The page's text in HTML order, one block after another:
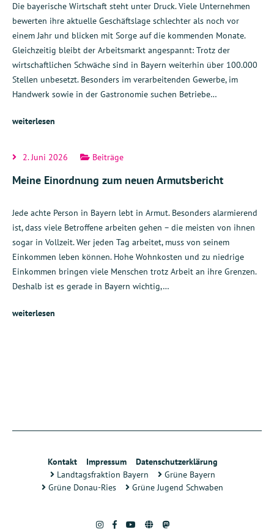
Die bayerische Wirtschaft steht unter Druck. Viele Unternehmen
bewerten ihre aktuelle Geschäftslage schlechter als noch vor
einem Jahr und blicken mit Sorge auf die kommenden Monate.
Gleichzeitig bleibt der Arbeitsmarkt angespannt: Trotz der
wirtschaftlichen Schwäche sind in Bayern weiterhin über 100.000
Stellen unbesetzt. Besonders im verarbeitenden Gewerbe, im
Handwerk sowie in der Gastronomie suchen Betriebe…
weiterlesen
2. Juni 2026 Beiträge
Meine Einordnung zum neuen Armutsbericht
Jede achte Person in Bayern lebt in Armut. Besonders alarmierend
ist, dass viele Betroffene arbeiten gehen – die meisten von ihnen
sogar in Vollzeit. Wer jeden Tag arbeitet, muss von seinem
Einkommen leben können. Hohe Wohnkosten und zu niedrige
Einkommen bringen viele Menschen trotz Arbeit an ihre Grenzen.
Deshalb ist es gerade in Bayern wichtig,…
weiterlesen
Kontakt Impressum
Datenschutzerklärung
Landtagsfraktion Bayern
Grüne Bayern
Grüne Donau-Ries
Grüne Jugend Schwaben